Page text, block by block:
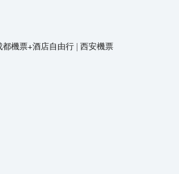
都機票+酒店自由行 | 西安機票